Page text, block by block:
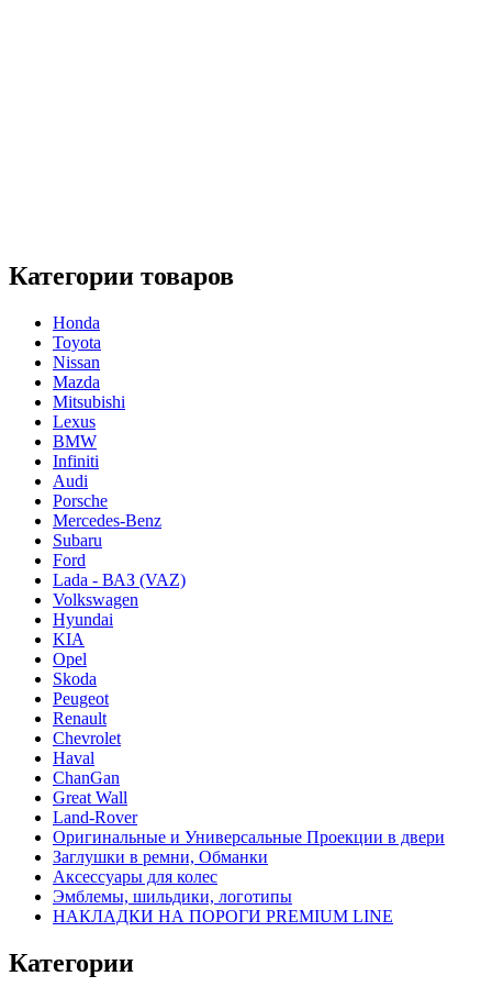
Категории товаров
Honda
Toyota
Nissan
Mazda
Mitsubishi
Lexus
BMW
Infiniti
Audi
Porsche
Mercedes-Benz
Subaru
Ford
Lada - ВАЗ (VAZ)
Volkswagen
Hyundai
KIA
Opel
Skoda
Peugeot
Renault
Chevrolet
Haval
ChanGan
Great Wall
Land-Rover
Оригинальные и Универсальные Проекции в двери
Заглушки в ремни, Обманки
Аксессуары для колес
Эмблемы, шильдики, логотипы
НАКЛАДКИ НА ПОРОГИ PREMIUM LINE
Категории